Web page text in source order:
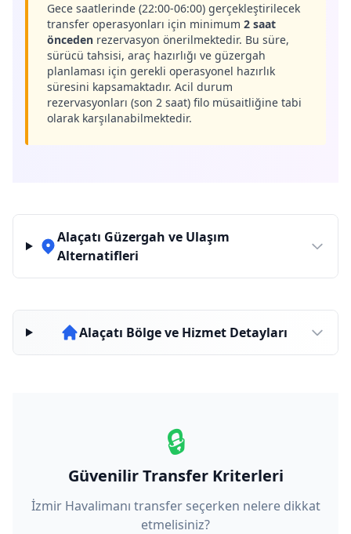
Gece saatlerinde (22:00-06:00) gerçekleştirilecek
transfer operasyonları için minimum 2 saat
önceden rezervasyon önerilmektedir. Bu süre,
sürücü tahsisi, araç hazırlığı ve güzergah
planlaması için gerekli operasyonel hazırlık
süresini kapsamaktadır. Acil durum
rezervasyonları (son 2 saat) filo müsaitliğine tabi
olarak karşılanabilmektedir.
Alaçatı Güzergah ve Ulaşım
Alternatifleri
Alaçatı Bölge ve Hizmet Detayları
🔒
Güvenilir Transfer Kriterleri
İzmir Havalimanı transfer seçerken nelere dikkat
etmelisiniz?